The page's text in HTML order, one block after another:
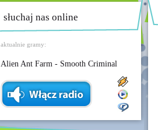
słuchaj nas online
aktualnie gramy:
Alien Ant Farm - Smooth Criminal